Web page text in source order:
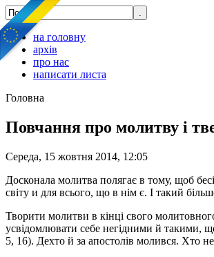
на головну
архів
про нас
написати листа
Головна
Повчання про молитву і
Середа, 15 жовтня 2014, 12:05
Досконала молитва полягає в тому, щоб
світу и для всього, що в нім є. І такий
Творити молитви в кінці свого
усвідомлювати себе негідними й такими,
5, 16). Дехто й за апостолів молився. Хто